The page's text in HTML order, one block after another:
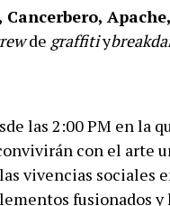
Cancerbero,
de graffitiy
las 2:00 PM en la
con el arte
vivencias sociales
fusionados